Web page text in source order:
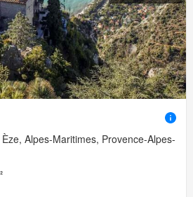
Alpes-Maritimes, Provence-Alpes-